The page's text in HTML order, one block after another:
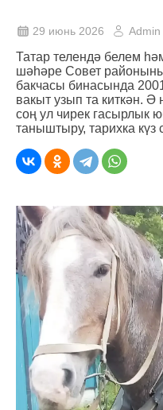
29 июнь 2026 Admin
Татар телендә белем
шәһәре Совет
бакчасы бинасында
вакыт узып та киткән.
соң ул чирек гасырлык
таныштыру, тарихка күз